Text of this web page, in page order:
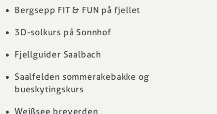
Bergsepp FIT & FUN på fjellet
3D-solkurs på Sonnhof
Fjellguider Saalbach
Saalfelden sommerakebakke og
bueskytingskurs
Weißsee breverden